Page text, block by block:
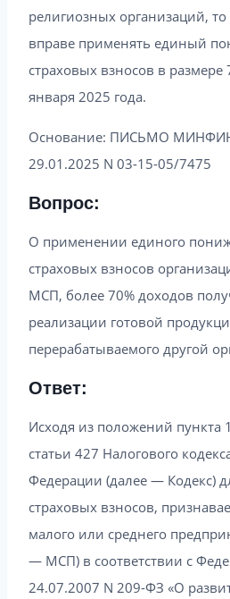
религиозных организаций, то
вправе применять единый
страховых взносов в размере
января 2025 года.
Основание: ПИСЬМО
29.01.2025 N 03-15-05/7475
Вопрос:
О применении единого
страховых взносов
МСП, более 70% доходов
реализации готовой
перерабатываемого другой
Ответ:
Исходя из положений пункта
статьи 427 Налогового
Федерации (далее — Кодекс)
страховых взносов,
малого или среднего
— МСП) в соответствии с
24.07.2007 N 209-ФЗ «О